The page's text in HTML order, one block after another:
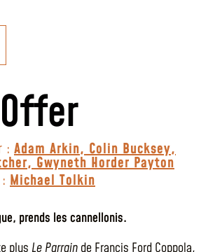
: Adam Arkin,Colin Bucksey,
,Gwyneth Horder Payton
Michael Tolkin
prends les cannellonis.
plus Le Parrain de Francis Ford Coppola,